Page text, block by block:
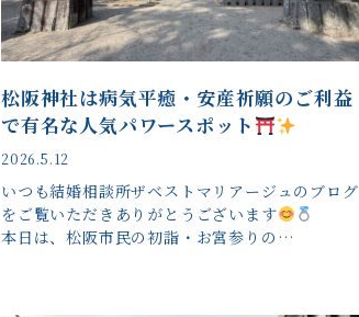
松阪神社は病気平癒・安産祈願のご利益
で有名な人気パワースポット
2026.5.12
いつも結婚相談所ザベストマリアージュのブログ
をご覧いただきありがとうございます
本日は、松阪市民の初詣・お宮参りの…